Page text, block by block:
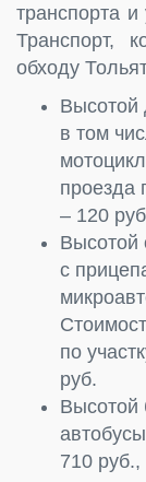
транспорта
Транспорт,
обходу
Высотой
в том
проезда
– 120
Высотой
с
по
руб.
Высотой
710 руб.,